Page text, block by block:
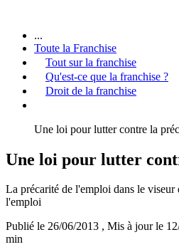
...
Toute la Franchise
Tout sur la franchise
Qu'est-ce que la franchise ?
Droit de la franchise
Une loi pour lutter contre la
Une loi pour lutter
La précarité de l'emploi dans le
l'emploi
Publié le 26/06/2013 , Mis à jour le
min